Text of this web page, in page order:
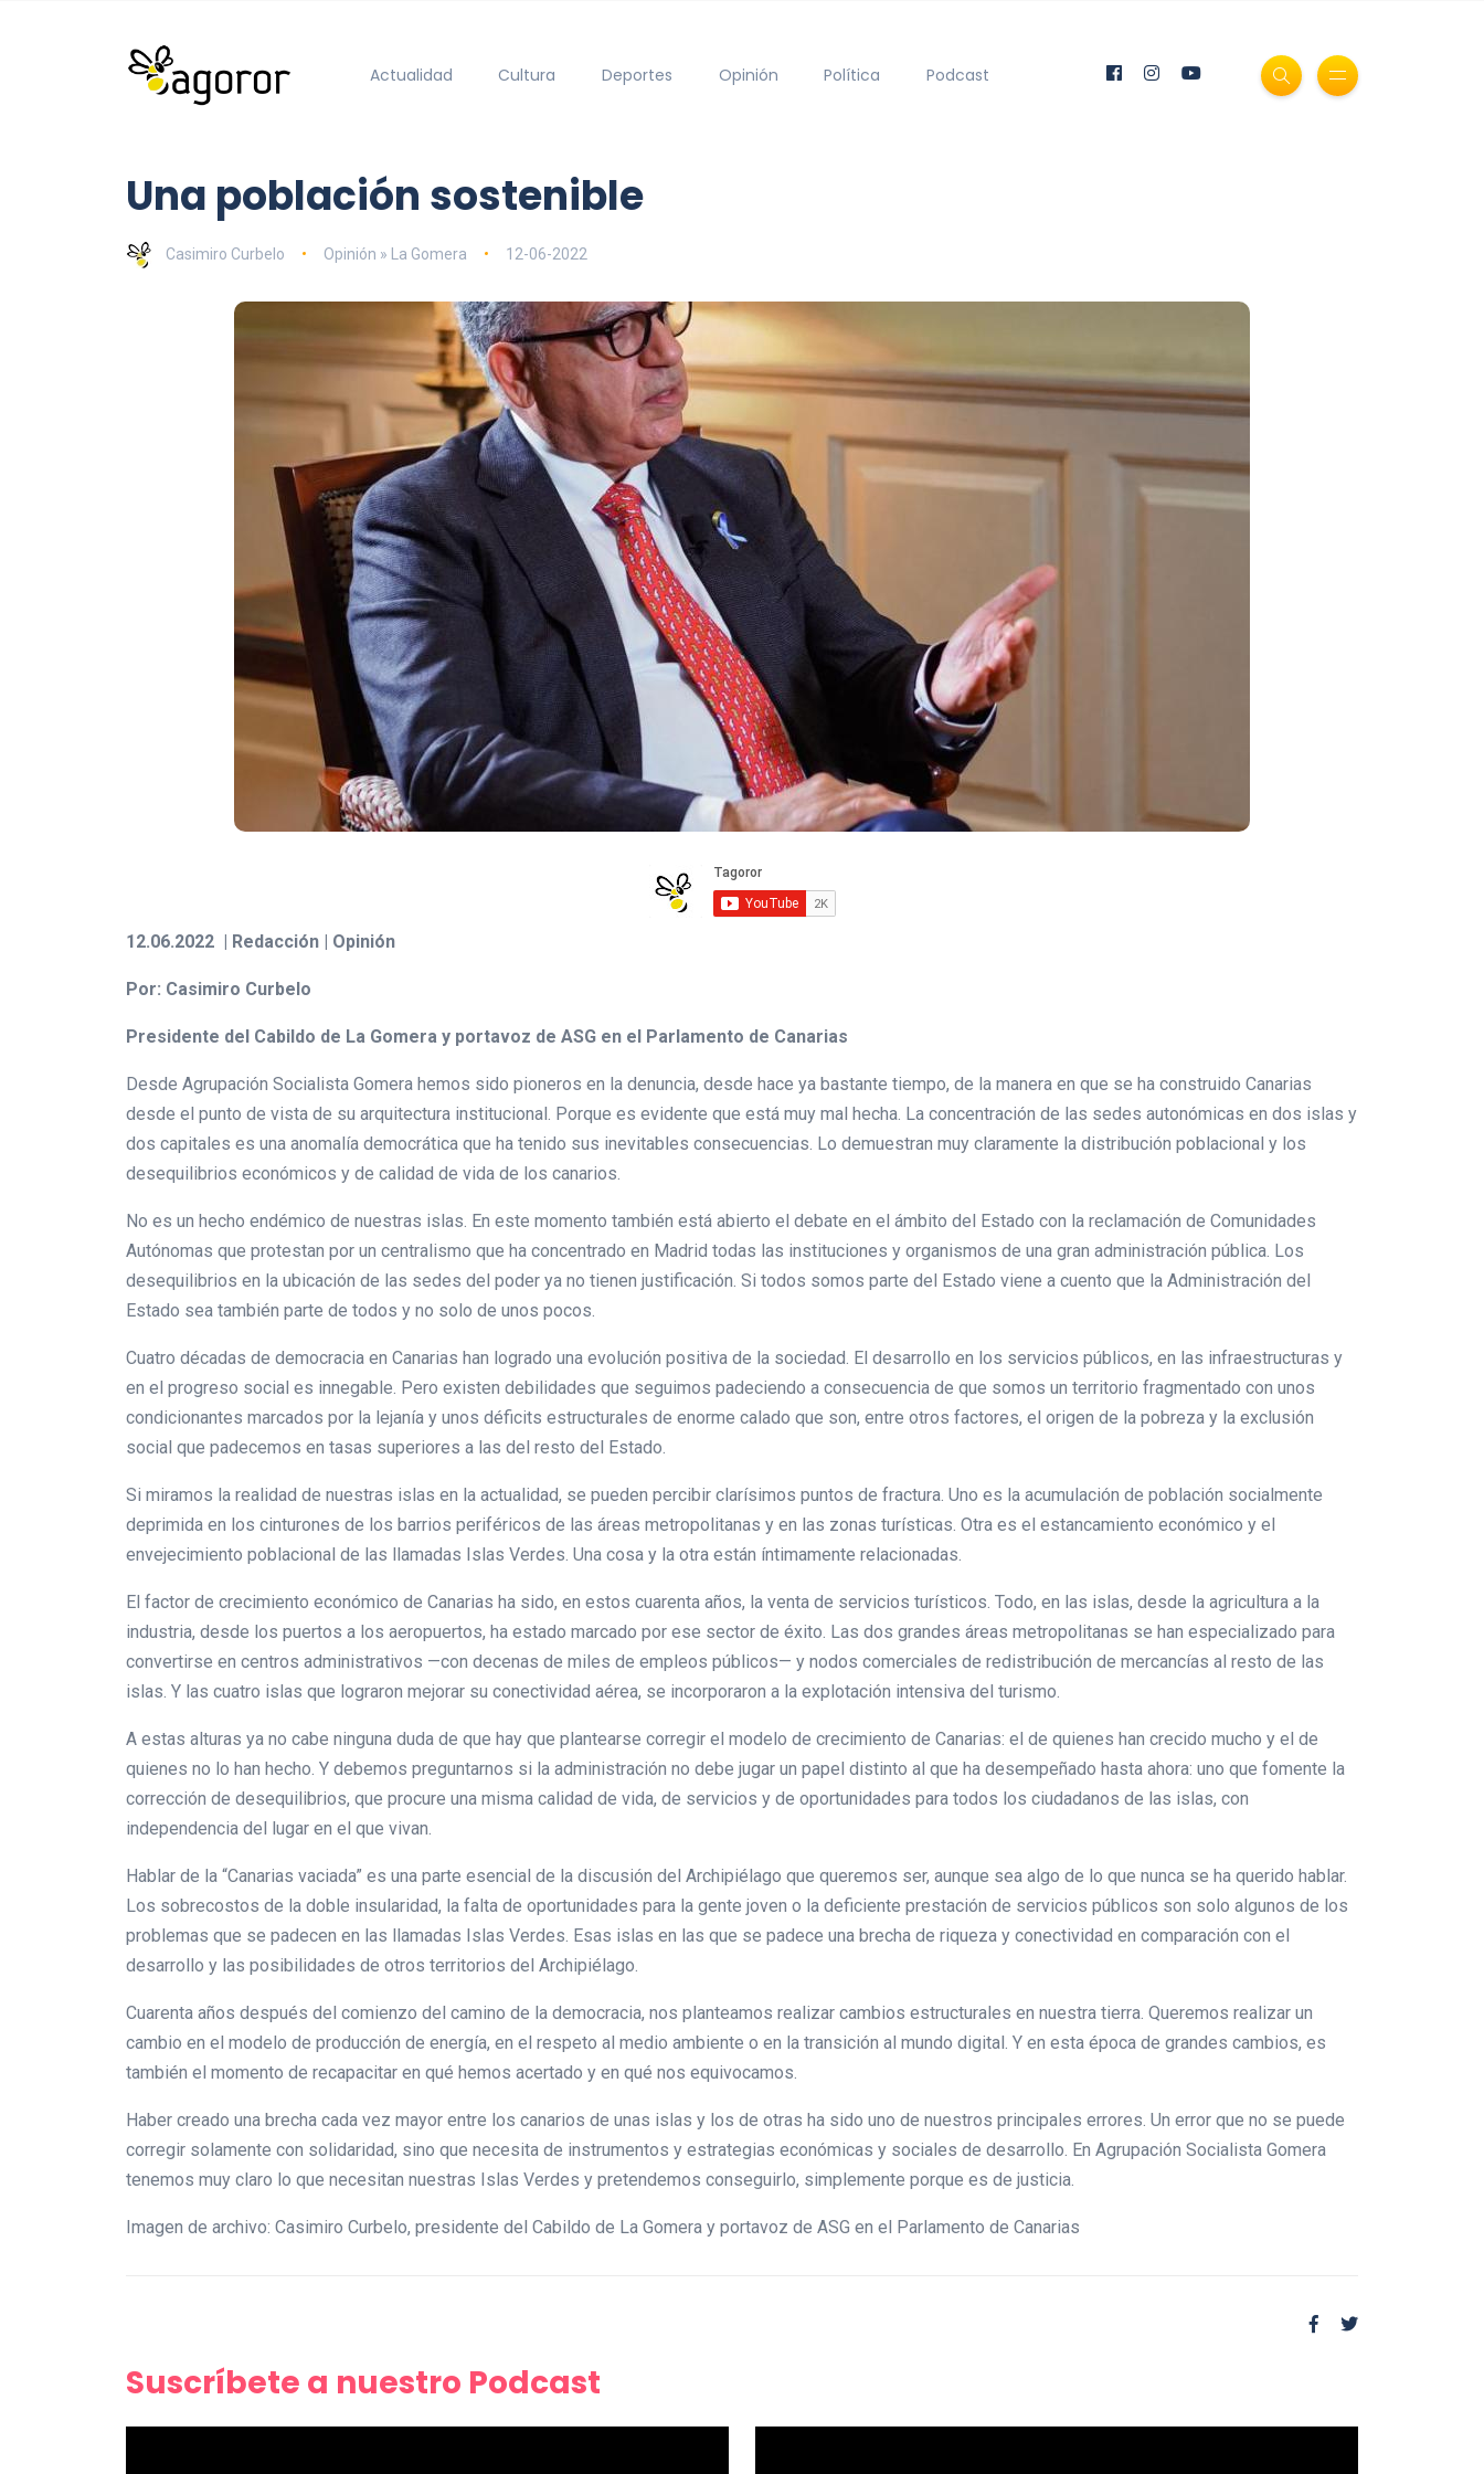
Actualidad Cultura Deportes Opinión Política Podcast
Una población sostenible
Casimiro Curbelo Opinión » La Gomera 12-06-2022
12.06.2022 | Redacción | Opinión
Por: Casimiro Curbelo
Presidente del Cabildo de La Gomera y portavoz de ASG en el Parlamento de Canarias
Desde Agrupación Socialista Gomera hemos sido pioneros en la denuncia, desde hace ya bastante tiempo, de la manera en que se ha construido Canarias
desde el punto de vista de su arquitectura institucional. Porque es evidente que está muy mal hecha. La concentración de las sedes autonómicas en dos islas y
dos capitales es una anomalía democrática que ha tenido sus inevitables consecuencias. Lo demuestran muy claramente la distribución poblacional y los
desequilibrios económicos y de calidad de vida de los canarios.
No es un hecho endémico de nuestras islas. En este momento también está abierto el debate en el ámbito del Estado con la reclamación de Comunidades
Autónomas que protestan por un centralismo que ha concentrado en Madrid todas las instituciones y organismos de una gran administración pública. Los
desequilibrios en la ubicación de las sedes del poder ya no tienen justificación. Si todos somos parte del Estado viene a cuento que la Administración del
Estado sea también parte de todos y no solo de unos pocos.
Cuatro décadas de democracia en Canarias han logrado una evolución positiva de la sociedad. El desarrollo en los servicios públicos, en las infraestructuras y
en el progreso social es innegable. Pero existen debilidades que seguimos padeciendo a consecuencia de que somos un territorio fragmentado con unos
condicionantes marcados por la lejanía y unos déficits estructurales de enorme calado que son, entre otros factores, el origen de la pobreza y la exclusión
social que padecemos en tasas superiores a las del resto del Estado.
Si miramos la realidad de nuestras islas en la actualidad, se pueden percibir clarísimos puntos de fractura. Uno es la acumulación de población socialmente
deprimida en los cinturones de los barrios periféricos de las áreas metropolitanas y en las zonas turísticas. Otra es el estancamiento económico y el
envejecimiento poblacional de las llamadas Islas Verdes. Una cosa y la otra están íntimamente relacionadas.
El factor de crecimiento económico de Canarias ha sido, en estos cuarenta años, la venta de servicios turísticos. Todo, en las islas, desde la agricultura a la
industria, desde los puertos a los aeropuertos, ha estado marcado por ese sector de éxito. Las dos grandes áreas metropolitanas se han especializado para
convertirse en centros administrativos —con decenas de miles de empleos públicos— y nodos comerciales de redistribución de mercancías al resto de las
islas. Y las cuatro islas que lograron mejorar su conectividad aérea, se incorporaron a la explotación intensiva del turismo.
A estas alturas ya no cabe ninguna duda de que hay que plantearse corregir el modelo de crecimiento de Canarias: el de quienes han crecido mucho y el de
quienes no lo han hecho. Y debemos preguntarnos si la administración no debe jugar un papel distinto al que ha desempeñado hasta ahora: uno que fomente la
corrección de desequilibrios, que procure una misma calidad de vida, de servicios y de oportunidades para todos los ciudadanos de las islas, con
independencia del lugar en el que vivan.
Hablar de la “Canarias vaciada” es una parte esencial de la discusión del Archipiélago que queremos ser, aunque sea algo de lo que nunca se ha querido hablar.
Los sobrecostos de la doble insularidad, la falta de oportunidades para la gente joven o la deficiente prestación de servicios públicos son solo algunos de los
problemas que se padecen en las llamadas Islas Verdes. Esas islas en las que se padece una brecha de riqueza y conectividad en comparación con el
desarrollo y las posibilidades de otros territorios del Archipiélago.
Cuarenta años después del comienzo del camino de la democracia, nos planteamos realizar cambios estructurales en nuestra tierra. Queremos realizar un
cambio en el modelo de producción de energía, en el respeto al medio ambiente o en la transición al mundo digital. Y en esta época de grandes cambios, es
también el momento de recapacitar en qué hemos acertado y en qué nos equivocamos.
Haber creado una brecha cada vez mayor entre los canarios de unas islas y los de otras ha sido uno de nuestros principales errores. Un error que no se puede
corregir solamente con solidaridad, sino que necesita de instrumentos y estrategias económicas y sociales de desarrollo. En Agrupación Socialista Gomera
tenemos muy claro lo que necesitan nuestras Islas Verdes y pretendemos conseguirlo, simplemente porque es de justicia.
Imagen de archivo: Casimiro Curbelo, presidente del Cabildo de La Gomera y portavoz de ASG en el Parlamento de Canarias
Suscríbete a nuestro Podcast